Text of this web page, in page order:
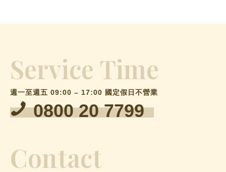
Service Time
週一至週五 09:00 – 17:00 國定假日不營業
0800 20 7799
Contact